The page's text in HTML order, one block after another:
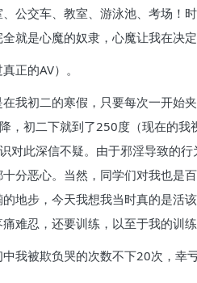
公交车、教室、游泳池、考场！
就是心魔的奴隶，心魔让我在决
正的AV）。
我初二的寒假，只要每次一开始
，初二下就到了250度（现在的
对此深信不疑。由于邪淫导致的
分恶心。当然，同学们对我也是
地步，今天我想我当时真的是活
难忍，还要训练，以至于我的训
我被欺负哭的次数不下20次，